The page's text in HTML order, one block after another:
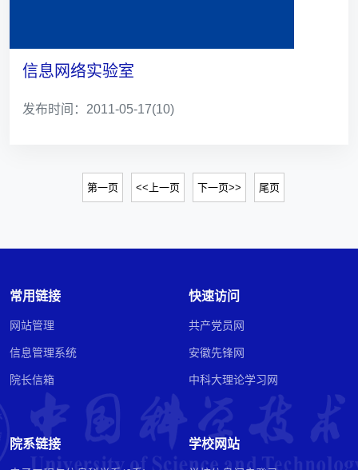
信息网络实验室
发布时间：2011-05-17(10)
第一页 <<上一页 下一页>> 尾页
常用链接
网站管理
信息管理系统
院长信箱
快速访问
共产党员网
安徽先锋网
中科大理论学习网
院系链接 学校网站